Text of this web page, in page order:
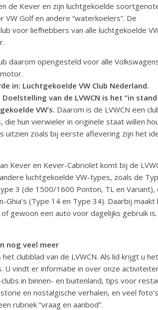
de Kever en zijn luchtgekoelde
VW Golf en andere “waterkoelers”. De
voor liefhebbers van alle luchtgekoelde
daarom opengesteld voor alle
in: Luchtgekoelde VW Club Nederland.
Doelstelling van de LVWCN is het “in stand
VW’s. Daarom is de LVWCN een
die hun vierwieler in originele staat willen
uitzien zoals bij eerste aflevering zijn het
Kever en Kever-Cabriolet komt bij de
luchtgekoelde VW-types, zoals de
3 (de 1500/1600 Ponton, TL en
Ghia’s (Type 14 en Type 34). Daarbij
of gewoon een auto voor dagelijks gebruik
nog veel meer
het clubblad van de LVWCN. Als lid krijgt u
U vindt er informatie in over onze
in binnen- en buitenland, tips voor
en nostalgische verhalen, en veel
rubriek “vraag en aanbod”.